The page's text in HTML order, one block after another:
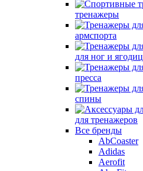
тренажеры
армспорта
для ног и ягодиц
пресса
спины
для тренажеров
Все бренды
AbCoaster
Adidas
Aerofit